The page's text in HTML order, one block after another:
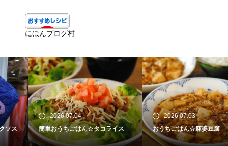
にほんブログ村
2026.07.04
簡単おうちごはん☆タコライス
2026.07.03
おうちごはん☆麻婆豆腐